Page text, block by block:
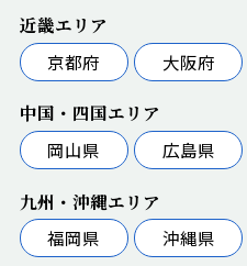
近畿エリア
京都府
大阪府
中国・四国エリア
岡山県
広島県
九州・沖縄エリア
福岡県
沖縄県